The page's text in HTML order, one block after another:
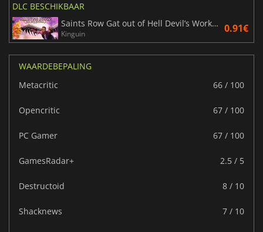
DLC BESCHIKBAAR
Saints Row Gat out of Hell Devil’s Workshop pack
Kinguin 0.91€
WAARDEBEPALING
Metacritic
66 / 100
Opencritic 67 / 100
PC Gamer 67 / 100
GamesRadar+ 2.5 / 5
Destructoid 8 / 10
Shacknews 7 / 10